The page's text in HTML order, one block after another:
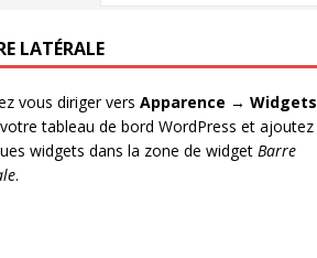
LATÉRALE
vous diriger vers Apparence → Widgets
tableau de bord WordPress et ajoutez
widgets dans la zone de widget Barre
.